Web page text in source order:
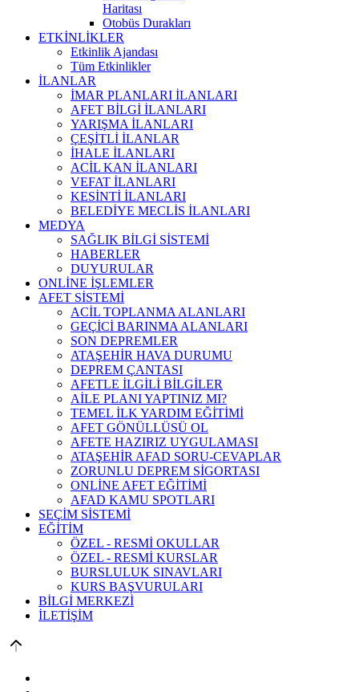
Haritası
Otobüs Durakları
ETKİNLİKLER
Etkinlik Ajandası
Tüm Etkinlikler
İLANLAR
İMAR PLANLARI İLANLARI
AFET BİLGİ İLANLARI
YARIŞMA İLANLARI
ÇEŞİTLİ İLANLAR
İHALE İLANLARI
ACİL KAN İLANLARI
VEFAT İLANLARI
KESİNTİ İLANLARI
BELEDİYE MECLİS İLANLARI
MEDYA
SAĞLIK BİLGİ SİSTEMİ
HABERLER
DUYURULAR
ONLİNE İŞLEMLER
AFET SİSTEMİ
ACİL TOPLANMA ALANLARI
GEÇİCİ BARINMA ALANLARI
SON DEPREMLER
ATAŞEHİR HAVA DURUMU
DEPREM ÇANTASI
AFETLE İLGİLİ BİLGİLER
AİLE PLANI YAPTINIZ MI?
TEMEL İLK YARDIM EĞİTİMİ
AFET GÖNÜLLÜSÜ OL
AFETE HAZIRIZ UYGULAMASI
ATAŞEHİR AFAD SORU-CEVAPLAR
ZORUNLU DEPREM SİGORTASI
ONLİNE AFET EĞİTİMİ
AFAD KAMU SPOTLARI
SEÇİM SİSTEMİ
EĞİTİM
ÖZEL - RESMİ OKULLAR
ÖZEL - RESMİ KURSLAR
BURSLULUK SINAVLARI
KURS BAŞVURULARI
BİLGİ MERKEZİ
İLETİŞİM